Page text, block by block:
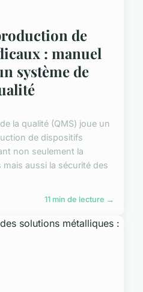
de
: manuel
système de
la qualité (QMS) joue un
de dispositifs
non seulement la
aussi la sécurité des
11 min de lecture →